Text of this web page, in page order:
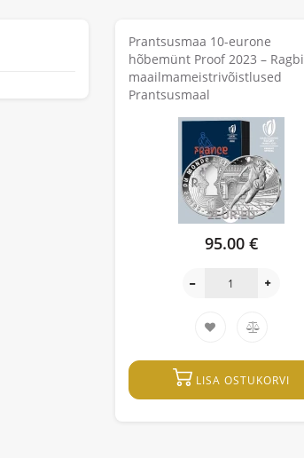
Prantsusmaa 10-eurone
hõbemünt Proof 2023 – Ragbi
maailmameistrivõistlused
Prantsusmaal
95.00 €
LISA OSTUKORVI